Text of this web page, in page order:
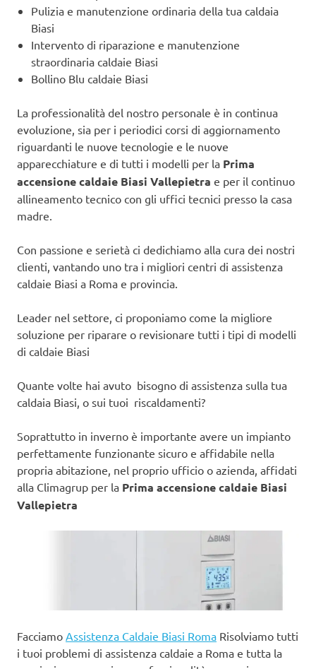
Pulizia e manutenzione ordinaria della tua caldaia
Biasi
Intervento di riparazione e manutenzione
straordinaria caldaie Biasi
Bollino Blu caldaie Biasi
La professionalità del nostro personale è in continua
evoluzione, sia per i periodici corsi di aggiornamento
riguardanti le nuove tecnologie e le nuove
apparecchiature e di tutti i modelli per la Prima
accensione caldaie Biasi Vallepietra e per il continuo
allineamento tecnico con gli uffici tecnici presso la casa
madre.
Con passione e serietà ci dedichiamo alla cura dei nostri
clienti, vantando uno tra i migliori centri di assistenza
caldaie Biasi a Roma e provincia.
Leader nel settore, ci proponiamo come la migliore
soluzione per riparare o revisionare tutti i tipi di modelli
di caldaie Biasi
Quante volte hai avuto bisogno di assistenza sulla tua
caldaia Biasi, o sui tuoi riscaldamenti?
Soprattutto in inverno è importante avere un impianto
perfettamente funzionante sicuro e affidabile nella
propria abitazione, nel proprio ufficio o azienda, affidati
alla Climagrup per la Prima accensione caldaie Biasi
Vallepietra
Facciamo Assistenza Caldaie Biasi Roma Risolviamo tutti
i tuoi problemi di assistenza caldaie a Roma e tutta la